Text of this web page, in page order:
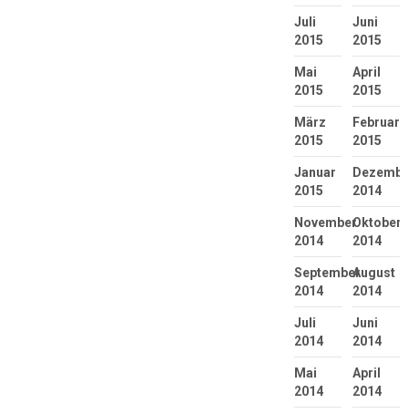
Juli
2015
Juni
2015
Mai
2015
April
2015
März
2015
Februar
2015
Januar
2015
2014
November
2014
Oktober
2014
September
2014
August
2014
Juli
2014
Juni
2014
Mai
2014
April
2014